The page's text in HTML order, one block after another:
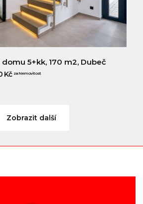
5+kk, 170 m2, Dubeč
Kč za Nemovitost
Zobrazit další